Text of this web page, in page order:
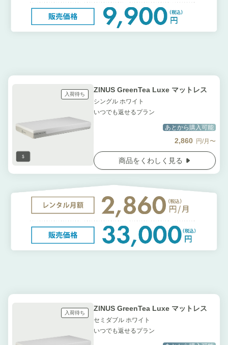
入荷待ち ZINUS GreenTea Luxe マットレス
シングル ホワイト
いつでも返せるプラン
あとから購入可能
2,860 円/月〜
商品をくわしく見る
入荷待ち ZINUS GreenTea Luxe マットレス
セミダブル ホワイト
いつでも返せるプラン